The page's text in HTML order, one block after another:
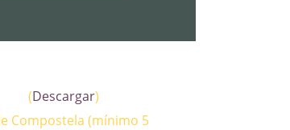
(Descargar)
Compostela (mínimo 5